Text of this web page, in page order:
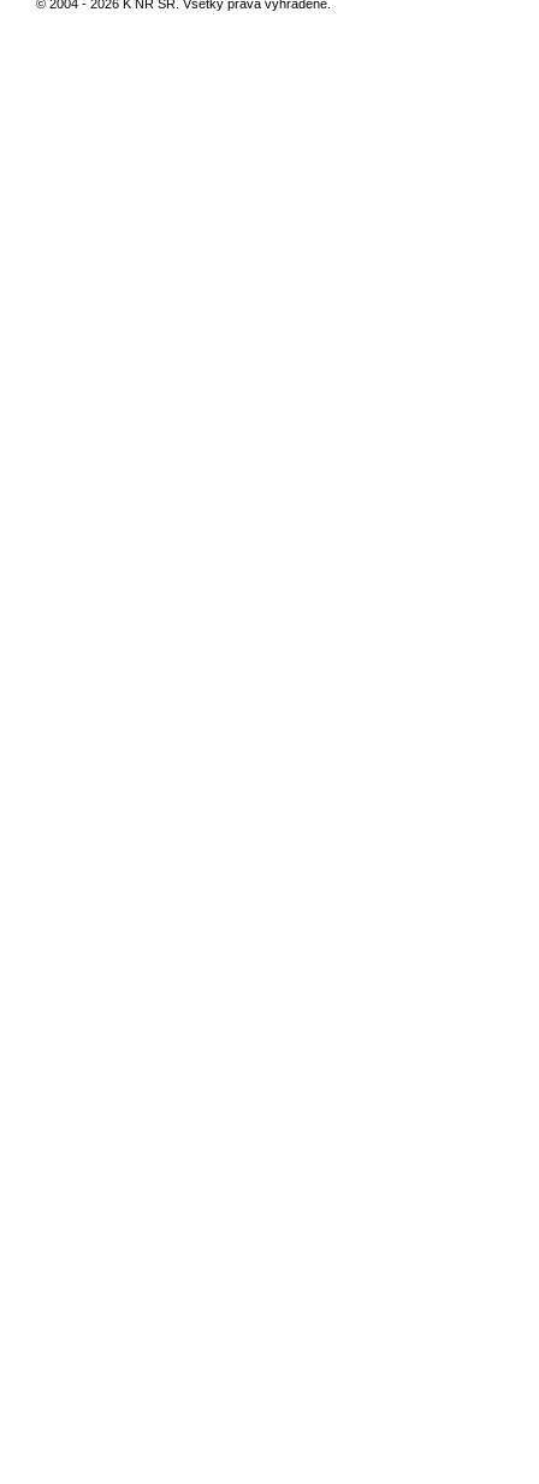
© 2004 - 2026 K NR SR. Všetky práva vyhradené.